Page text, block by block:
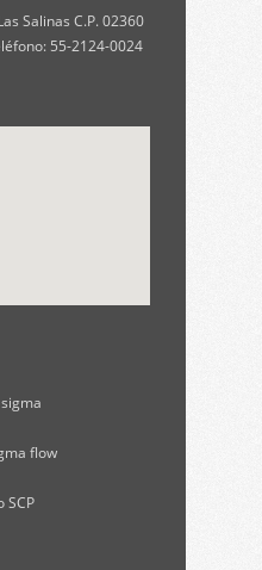
Salinas C.P. 02360
55-2124-0024